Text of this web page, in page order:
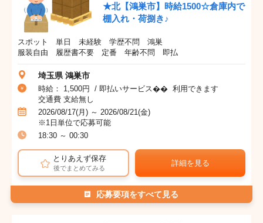
★北【鴻巣市】時給1500☆倉庫内で
棚入れ・荷捌き♪
スポット 単日 未経験 学歴不問 鴻巣
服装自由 履歴書不要 定番 年齢不問 即払
埼玉県 鴻巣市
時給： 1,500円 / 即払いサービス�� 利用できます
交通費 支給無し
2026/08/17(月) ～ 2026/08/21(金)
※1日単位で応募可能
18:30 ～ 00:30
とりあえず保存
後でまとめてみる
詳細を見る
応募要項をすべて見る